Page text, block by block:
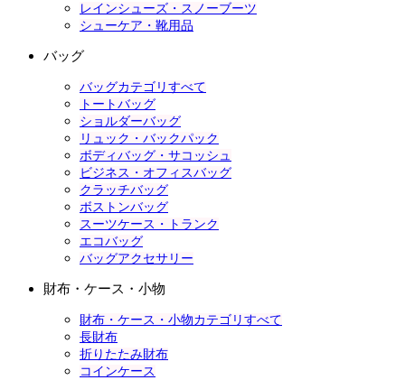
レインシューズ・スノーブーツ
シューケア・靴用品
バッグ
バッグカテゴリすべて
トートバッグ
ショルダーバッグ
リュック・バックパック
ボディバッグ・サコッシュ
ビジネス・オフィスバッグ
クラッチバッグ
ボストンバッグ
スーツケース・トランク
エコバッグ
バッグアクセサリー
財布・ケース・小物
財布・ケース・小物カテゴリすべて
長財布
折りたたみ財布
コインケース